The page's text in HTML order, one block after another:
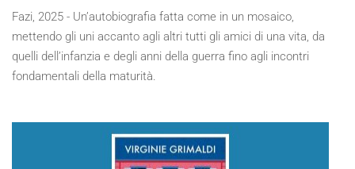
Fazi, 2025 - Un’autobiografia fatta come in un mosaico,
mettendo gli uni accanto agli altri tutti gli amici di una vita, da
quelli dell’infanzia e degli anni della guerra fino agli incontri
fondamentali della maturità.